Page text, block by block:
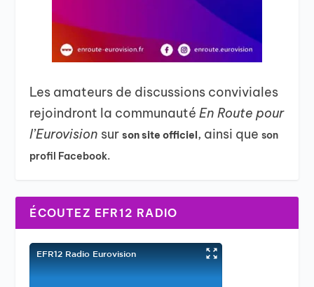
Les amateurs de discussions conviviales
rejoindront la communautéEn Route pour
l’Eurovision surson site officiel , ainsi queson
profil Facebook.
ÉCOUTEZ EFR12 RADIO